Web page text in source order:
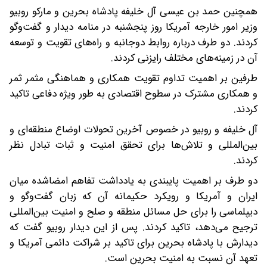
همچنین حمد بن عیسی آل خلیفه پادشاه بحرین و مارکو روبیو
وزیر امور خارجه آمریکا روز پنجشنبه در منامه دیدار و گفت‌وگو
کردند‌. دو طرف درباره روابط دوجانبه و راه‌های تقویت و توسعه
آن در زمینه‌های مختلف رایزنی کردند.
طرفین بر اهمیت تداوم تقویت همکاری و هماهنگی مثمر ثمر
و همکاری مشترک در سطوح اقتصادی به طور ویژه دفاعی تاکید
کردند.
آل خلیفه و روبیو در خصوص آخرین تحولات اوضاع منطقه‌ای و
بین‌المللی و تلاش‌ها برای تحقق امنیت و ثبات تبادل نظر
کردند.
دو طرف بر اهمیت پایبندی به یادداشت تفاهم امضاشده میان
ایران و آمریکا و رویکرد حکیمانه آن که زبان گفت‌وگو و
دیپلماسی را برای حل مسائل منطقه و صلح و امنیت بین‌المللی
ترجیح می‌دهد، تاکید کردند‌. پس از این دیدار روبیو گفت که
دیدارش با پادشاه بحرین برای تاکید بر شراکت دائمی آمریکا و
تعهد آن نسبت به امنیت بحرین است.